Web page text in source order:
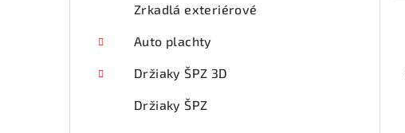
Zrkadlá exteriérové
Auto plachty
Držiaky ŠPZ 3D
Držiaky ŠPZ